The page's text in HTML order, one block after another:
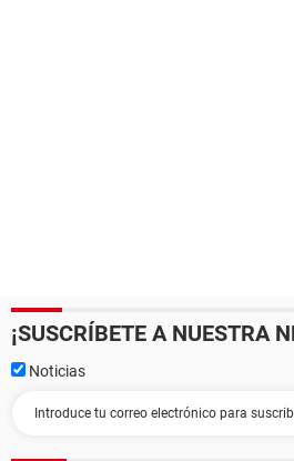
¡SUSCRÍBETE A NUESTRA
Noticias